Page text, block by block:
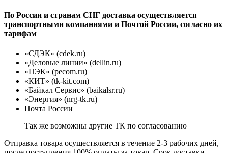
По России и странам СНГ доставка осуществляется
транспортными компаниями и Почтой России, согласно их
тарифам
«СДЭК» (cdek.ru)
«Деловые линии» (dellin.ru)
«ПЭК» (pecom.ru)
«КИТ» (tk-kit.com)
«Байкал Сервис» (baikalsr.ru)
«Энергия» (nrg-tk.ru)
Почта России
Так же возможны другие ТК по согласованию
Отправка товара осуществляется в течение 2-3 рабочих дней,